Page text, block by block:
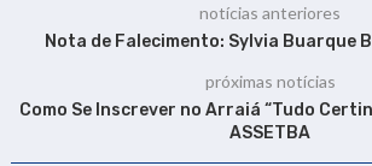
notícias anteriores
Nota de Falecimento: Sylvia Buarque
próximas notícias
Como Se Inscrever no Arraiá “Tudo
ASSETBA